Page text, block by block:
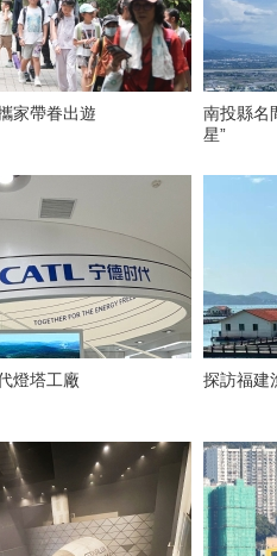
家帶眷出遊
南投縣名
星”
燈塔工廠 探訪福建